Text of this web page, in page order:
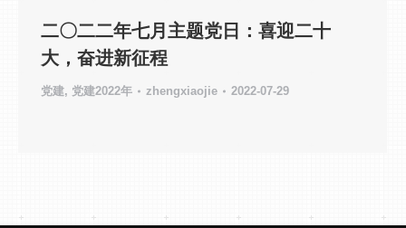
二〇二二年七月主题党日：喜迎二十
大，奋进新征程
党建, 党建2022年 zhengxiaojie 2022-07-29